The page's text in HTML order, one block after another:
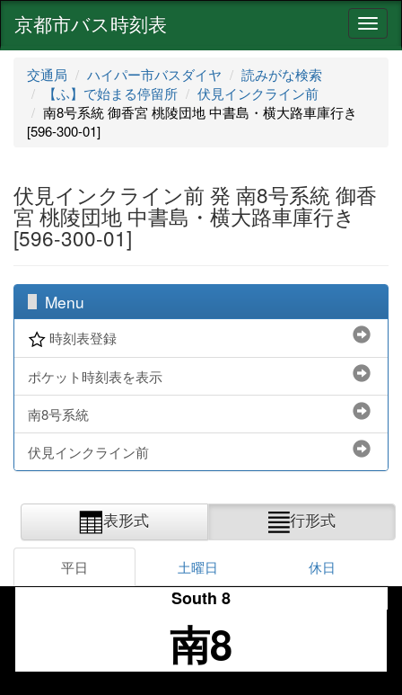
ナ
ビ
京都市バス時刻表
交通局 ハイパー市バスダイヤ
読みがな検索
【ふ】で始まる停留所
伏見インクライン前
南8号系統 御香宮 桃陵団地 中書島・横大路車庫行き
[596-300-01]
伏見インクライン前 発 南8号系統 御香
宮 桃陵団地 中書島・横大路車庫行き
[596-300-01]
Menu
時刻表登録
ポケット時刻表を表示
南8号系統
伏見インクライン前
表形式 行形式
平日 土曜日 休日
South 8
南8